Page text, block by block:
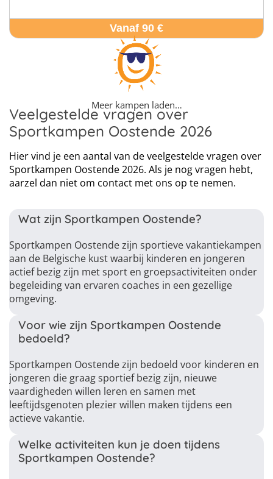
Vanaf 90 €
Meer kampen laden…
Veelgestelde vragen over
Sportkampen Oostende 2026
Hier vind je een aantal van de veelgestelde vragen over
Sportkampen Oostende 2026. Als je nog vragen hebt,
aarzel dan niet om contact met ons op te nemen.
Wat zijn Sportkampen Oostende?
Sportkampen Oostende zijn sportieve vakantiekampen
aan de Belgische kust waarbij kinderen en jongeren
actief bezig zijn met sport en groepsactiviteiten onder
begeleiding van ervaren coaches in een gezellige
omgeving.
Voor wie zijn Sportkampen Oostende
bedoeld?
Sportkampen Oostende zijn bedoeld voor kinderen en
jongeren die graag sportief bezig zijn, nieuwe
vaardigheden willen leren en samen met
leeftijdsgenoten plezier willen maken tijdens een
actieve vakantie.
Welke activiteiten kun je doen tijdens
Sportkampen Oostende?